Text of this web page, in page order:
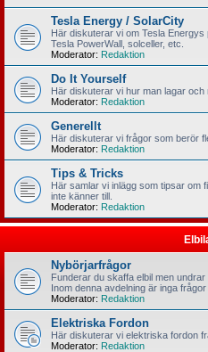
Tesla Energy / SolarCity
Här diskuterar vi om Tesla
Tesla PowerWall, solceller, etc.
Moderator: Redaktion
Do It Yourself
Här diskuterar vi hur man lagar och
Moderator: Redaktion
Generellt
Här diskuterar vi frågor som berör
Moderator: Redaktion
Tips & Tricks
Här samlar vi inlägg som tipsar om
inte känner till.
Moderator: Redaktion
Nybörjarfrågor
Funderar du skaffa elbil men
Inom denna avdelning är inga frågor
Moderator: Redaktion
Elektriska Fordon
Här diskuterar vi elektriska fordon
Moderator: Redaktion